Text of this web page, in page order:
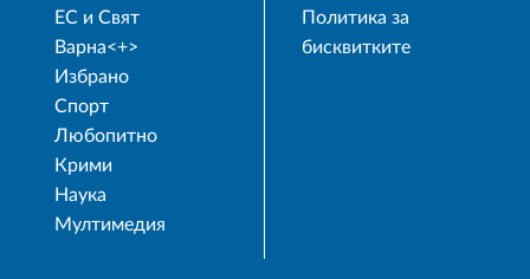
ЕС и Свят
Варна<+>
Избрано
Спорт
Любопитно
Крими
Наука
Мултимедия
Политика за
бисквитките